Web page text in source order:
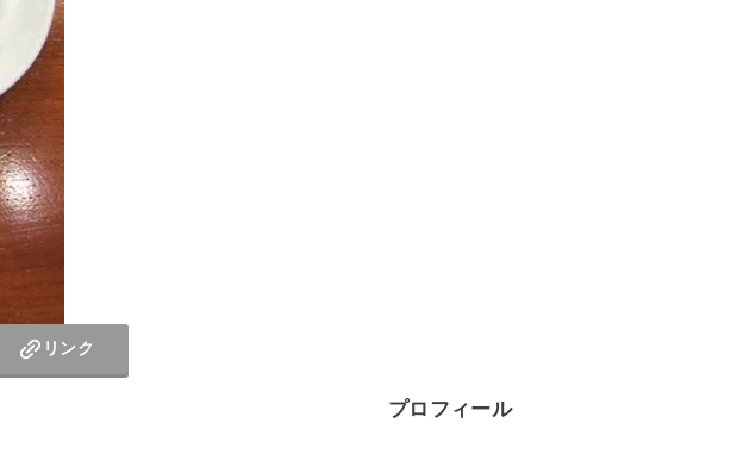
リンク
プロフィール